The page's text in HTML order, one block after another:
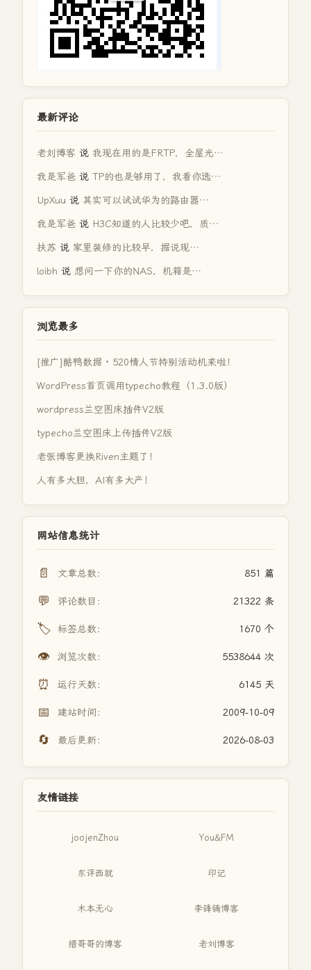
最新评论
老刘博客 说 我现在用的是FRTP，全屋光…
我是军爸 说 TP的也是够用了，我看你选…
UpXuu 说 其实可以试试华为的路由器…
我是军爸 说 H3C知道的人比较少吧，质…
扶苏 说 家里装修的比较早，据说现…
loibh 说 想问一下你的NAS，机箱是…
浏览最多
[推广]酷鸭数据 · 520情人节特别活动机来啦！
WordPress首页调用typecho教程（1.3.0版）
wordpress兰空图床插件V2版
typecho兰空图床上传插件V2版
老张博客更换Riven主题了！
人有多大胆，AI有多大产！
网站信息统计
📄 文章总数： 851 篇
💬 评论数目： 21322 条
🏷️ 标签总数： 1670 个
👁️ 浏览次数： 5538644 次
⏰ 运行天数： 6145 天
📅 建站时间： 2009-10-09
🔄 最后更新： 2026-08-03
友情链接
joojenZhou You&FM
东评西就 印记
木本无心 李锋镝博客
缙哥哥的博客 老刘博客